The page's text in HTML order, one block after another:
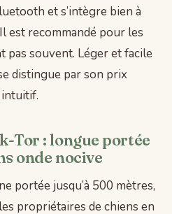
et s’intègre bien à
est recommandé pour les
pas souvent. Léger et facile
distingue par son prix
Tor : longue portée
onde nocive
portée jusqu’à 500 mètres,
propriétaires de chiens en